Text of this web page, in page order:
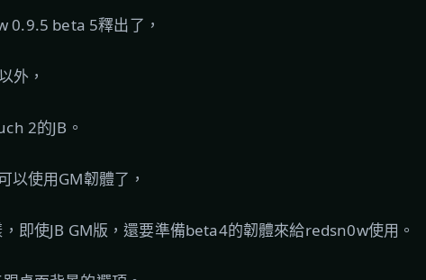
0.9.5 beta 5釋出了，
外，
2的JB。
以使用GM韌體了，
即使JB GM版，還要準備beta4的韌體來給redsn0w使用。